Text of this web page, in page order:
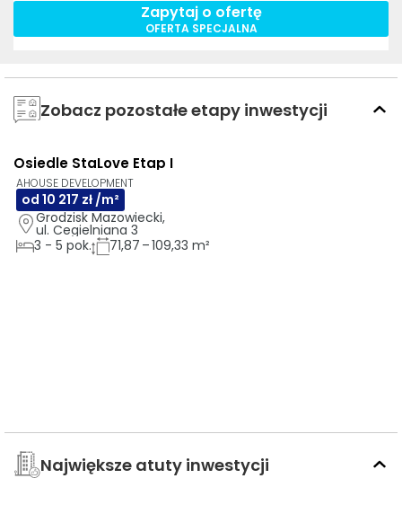
Zapytaj o ofertę
OFERTA SPECJALNA
Zobacz pozostałe etapy inwestycji
GOTOWE DO ODBIORU
Osiedle StaLove Etap I
AHOUSE DEVELOPMENT
od 10 217 zł /m²
Grodzisk Mazowiecki,
ul. Cegielniana 3
3 - 5 pok. 71,87 – 109,33 m²
Największe atuty inwestycji